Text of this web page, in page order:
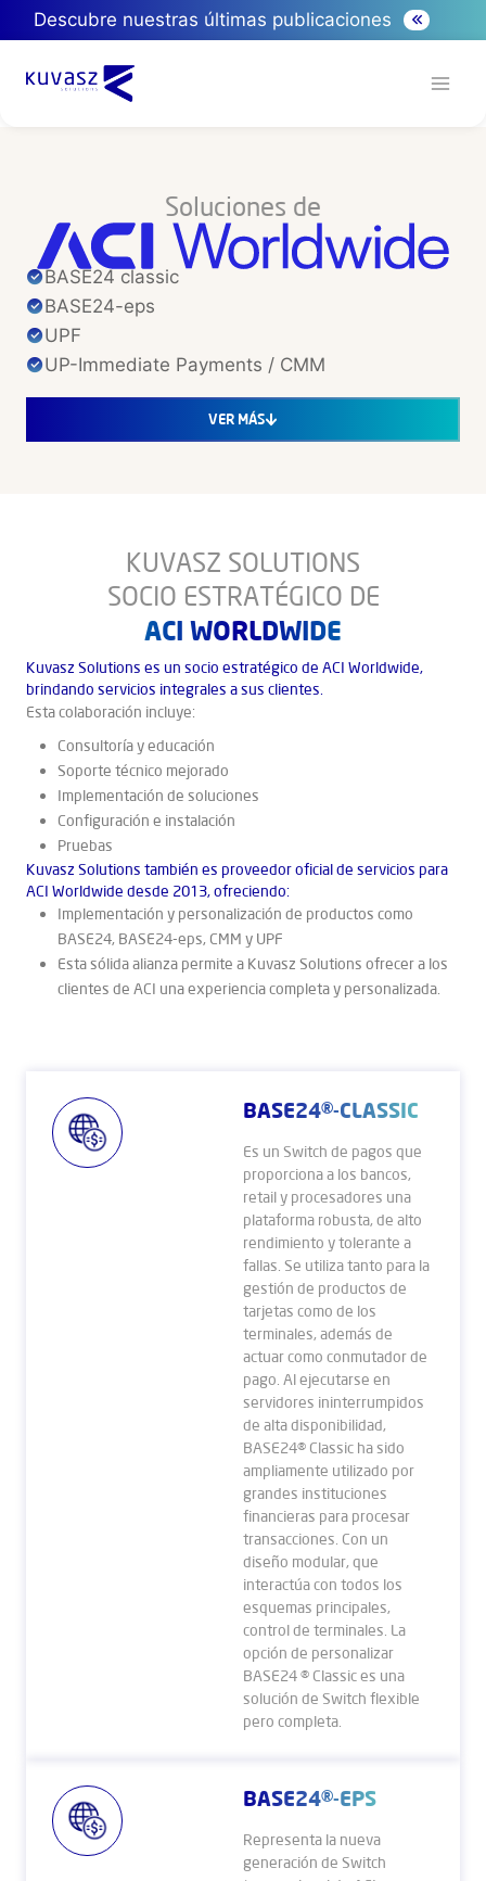
Descubre nuestras últimas publicaciones
Soluciones de
BASE24 classic
BASE24-eps
UPF
UP-Immediate Payments / CMM
VER MÁS
KUVASZ SOLUTIONS
SOCIO ESTRATÉGICO DE
ACI WORLDWIDE
Kuvasz Solutions es un socio estratégico de ACI Worldwide,
brindando servicios integrales a sus clientes.
Esta colaboración incluye:
Consultoría y educación
Soporte técnico mejorado
Implementación de soluciones
Configuración e instalación
Pruebas
Kuvasz Solutions también es proveedor oficial de servicios para
ACI Worldwide desde 2013, ofreciendo:
Implementación y personalización de productos como
BASE24, BASE24-eps, CMM y UPF
Esta sólida alianza permite a Kuvasz Solutions ofrecer a los
clientes de ACI una experiencia completa y personalizada.
BASE24®-CLASSIC
Es un Switch de pagos que
proporciona a los bancos,
retail y procesadores una
plataforma robusta, de alto
rendimiento y tolerante a
fallas. Se utiliza tanto para la
gestión de productos de
tarjetas como de los
terminales, además de
actuar como conmutador de
pago. Al ejecutarse en
servidores ininterrumpidos
de alta disponibilidad,
BASE24® Classic ha sido
ampliamente utilizado por
grandes instituciones
financieras para procesar
transacciones. Con un
diseño modular, que
interactúa con todos los
esquemas principales,
control de terminales. La
opción de personalizar
BASE24 ® Classic es una
solución de Switch flexible
pero completa.
BASE24®-EPS
Representa la nueva
generación de Switch